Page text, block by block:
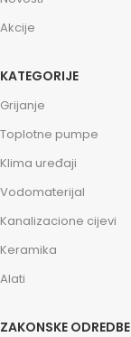
Akcije
KATEGORIJE
Grijanje
Toplotne pumpe
Klima uređaji
Vodomaterijal
Kanalizacione cijevi
Keramika
Alati
ZAKONSKE ODREDBE